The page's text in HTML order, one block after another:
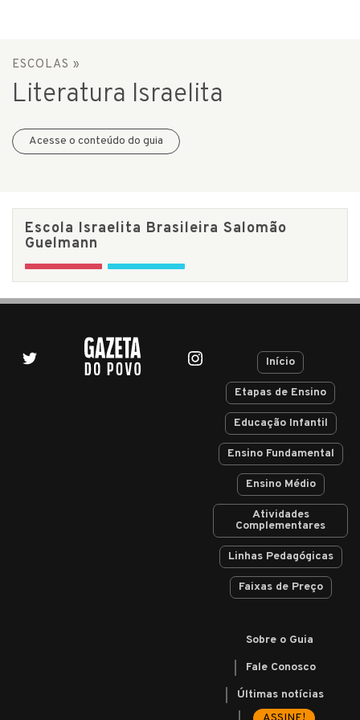
ESCOLAS »
Literatura Israelita
Acesse o conteúdo do guia
Escola Israelita Brasileira Salomão
Guelmann
Início
Etapas de Ensino
Educação Infantil
Ensino Fundamental
Ensino Médio
Atividades
Complementares
Linhas Pedagógicas
Faixas de Preço
Sobre o Guia
Fale Conosco
Últimas notícias